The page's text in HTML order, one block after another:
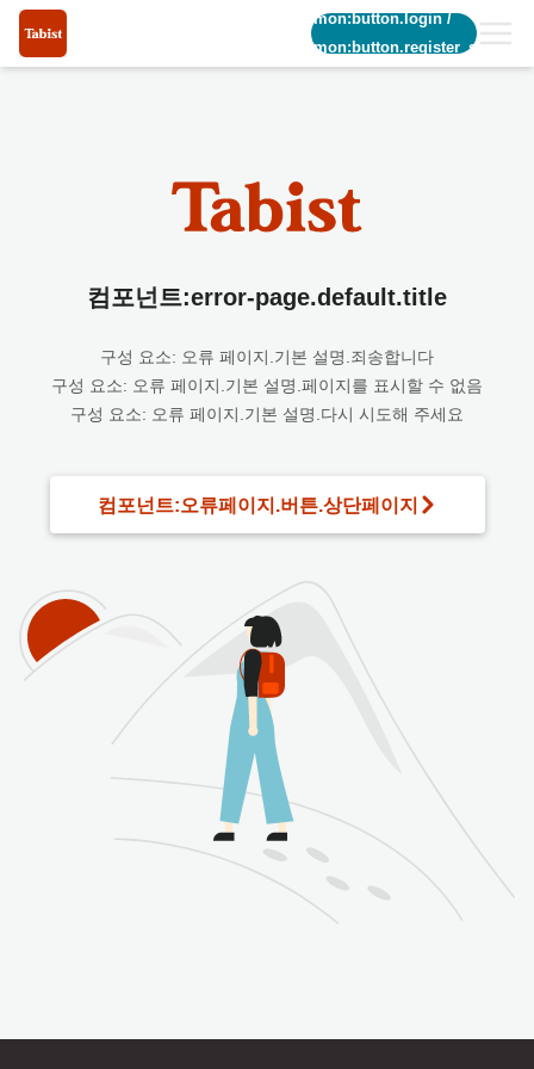
common:button.login/
common:button.register_short
컴포넌트:error-page.default.title
구성 요소: 오류 페이지.기본 설명.죄송합니다
구성 요소: 오류 페이지.기본 설명.페이지를 표시할 수 없음
구성 요소: 오류 페이지.기본 설명.다시 시도해 주세요
컴포넌트:오류페이지.버튼.상단페이지